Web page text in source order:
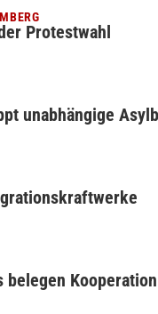
Protestwahl
unabhängige
belegen